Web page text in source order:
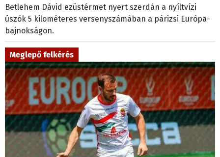
Betlehem Dávid ezüstérmet nyert szerdán a nyíltvízi
úszók 5 kilométeres versenyszámában a párizsi Európa-
bajnokságon.
Meglepő felkérés